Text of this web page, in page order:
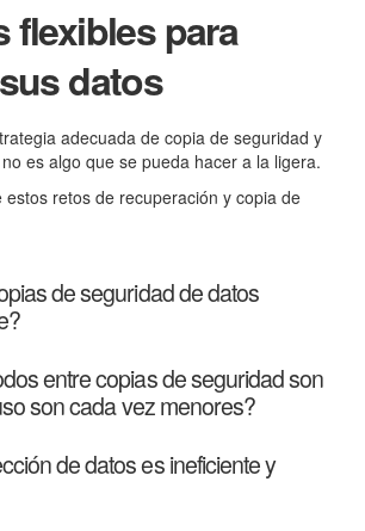
flexibles para
datos
adecuada de copia de seguridad y
es algo que se pueda hacer a la ligera.
estos retos de recuperación y copia de
de seguridad de datos
entre copias de seguridad son
son cada vez menores?
de datos es ineficiente y